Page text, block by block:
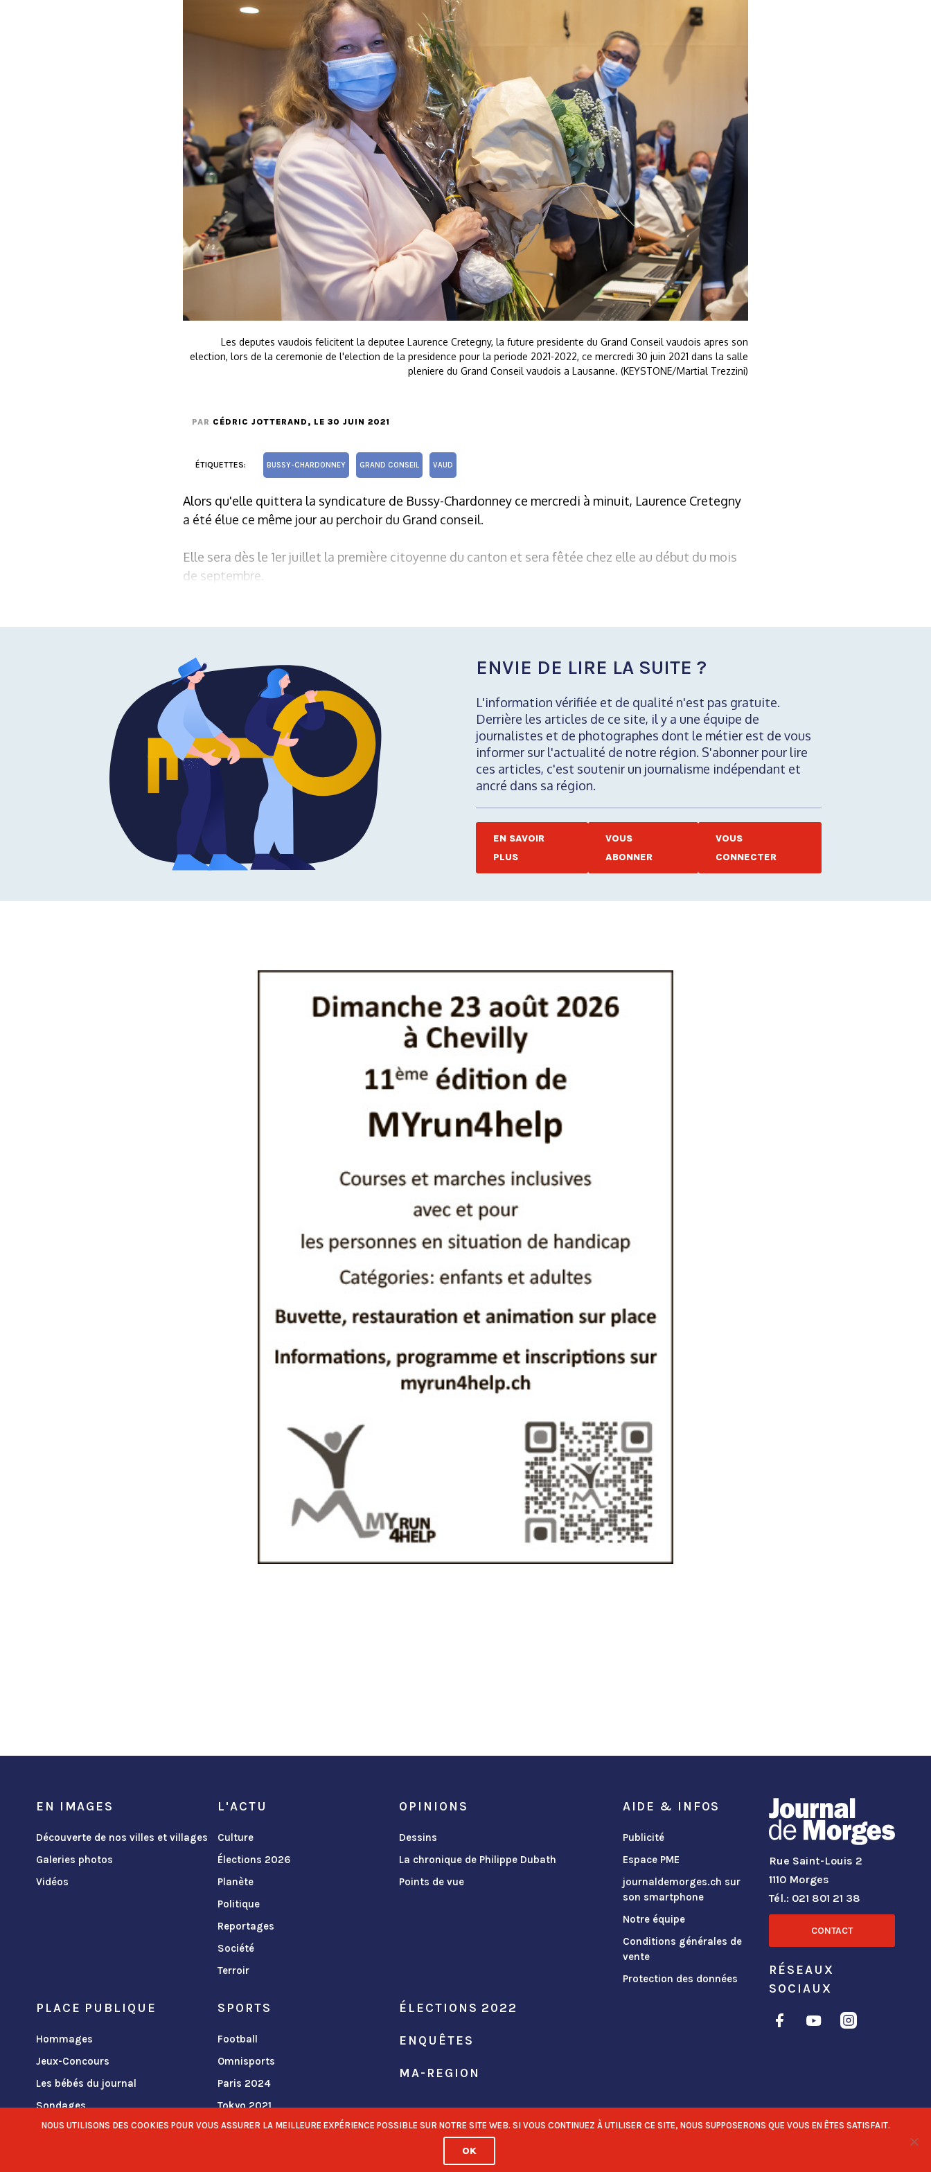
Les deputes vaudois felicitent la deputee Laurence Cretegny, la future presidente du Grand Conseil vaudois apres son
election, lors de la ceremonie de l'election de la presidence pour la periode 2021-2022, ce mercredi 30 juin 2021 dans la salle
pleniere du Grand Conseil vaudois a Lausanne. (KEYSTONE/Martial Trezzini)
PAR CÉDRIC JOTTERAND , LE 30 JUIN 2021
ÉTIQUETTES: BUSSY-CHARDONNEY GRAND CONSEIL VAUD
Alors qu'elle quittera la syndicature de Bussy-Chardonney ce mercredi à minuit, Laurence Cretegny
a été élue ce même jour au perchoir du Grand conseil.
Elle sera dès le 1er juillet la première citoyenne du canton et sera fêtée chez elle au début du mois
de septembre.
ENVIE DE LIRE LA SUITE ?
L'information vérifiée et de qualité n'est pas gratuite.
Derrière les articles de ce site, il y a une équipe de
journalistes et de photographes dont le métier est de vous
informer sur l'actualité de notre région. S'abonner pour lire
ces articles, c'est soutenir un journalisme indépendant et
ancré dans sa région.
EN SAVOIR
PLUS
VOUS
ABONNER
VOUS
CONNECTER
EN IMAGES
Découverte de nos villes et villages
Galeries photos
Vidéos
L'ACTU
Culture
Élections 2026
Planète
Politique
Reportages
Société
Terroir
OPINIONS
Dessins
La chronique de Philippe Dubath
Points de vue
PLACE PUBLIQUE
Hommages
Jeux-Concours
Les bébés du journal
Sondages
SPORTS
Football
Omnisports
Paris 2024
Tokyo 2021
ÉLECTIONS 2022
ENQUÊTES
MA-REGION
AIDE & INFOS
Publicité
Espace PME
journaldemorges.ch sur
son smartphone
Notre équipe
Conditions générales de
vente
Protection des données
Rue Saint-Louis 2
1110 Morges
Tél.: 021 801 21 38
CONTACT
RÉSEAUX
SOCIAUX
NOUS UTILISONS DES COOKIES POUR VOUS ASSURER LA MEILLEURE EXPÉRIENCE POSSIBLE SUR NOTRE SITE WEB. SI VOUS CONTINUEZ À UTILISER CE SITE, NOUS SUPPOSERONS QUE VOUS EN ÊTES SATISFAIT.
OK